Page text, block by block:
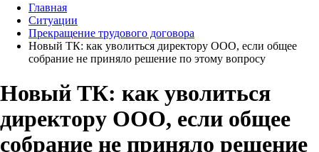
Главная
Ситуации
Прекращение трудового договора
Новый ТК: как уволиться директору ООО, если общее
собрание не приняло решение по этому вопросу
Новый ТК: как уволиться
директору ООО, если общее
собрание не приняло решение